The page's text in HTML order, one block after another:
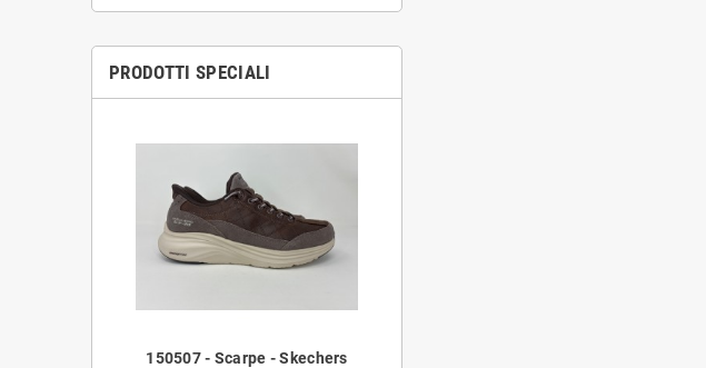
PRODOTTI SPECIALI
150507 - Scarpe - Skechers